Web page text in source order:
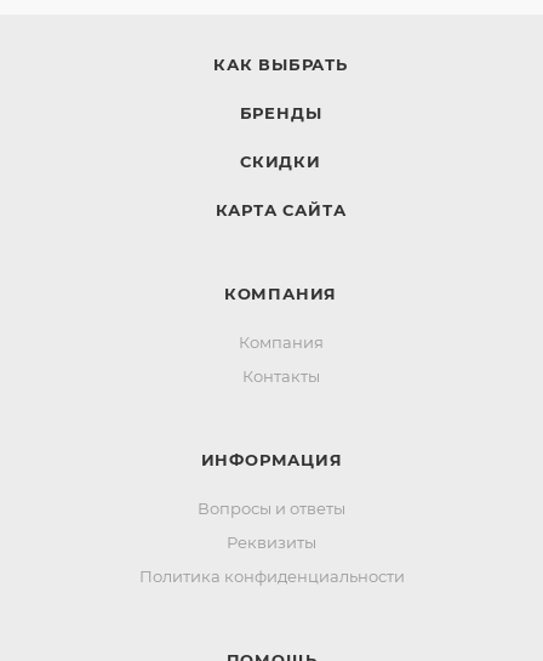
КАК ВЫБРАТЬ
БРЕНДЫ
СКИДКИ
КАРТА САЙТА
КОМПАНИЯ
Компания
Контакты
ИНФОРМАЦИЯ
Вопросы и ответы
Реквизиты
Политика конфиденциальности